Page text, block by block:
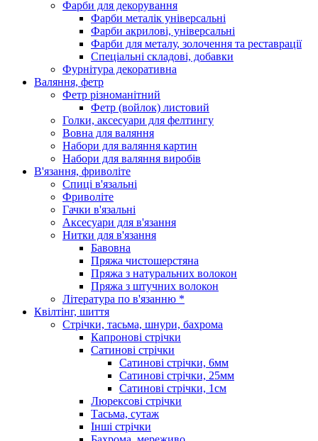
Фарби для декорування
Фарби металік універсальні
Фарби акрилові, універсальні
Фарби для металу, золочення та реставрації
Спеціальні складові, добавки
Фурнітура декоративна
Валяння, фетр
Фетр різноманітний
Фетр (войлок) листовий
Голки, аксесуари для фелтингу
Вовна для валяння
Набори для валяння картин
Набори для валяння виробів
В'язання, фриволіте
Спиці в'язальні
Фриволіте
Гачки в'язальні
Аксесуари для в'язання
Нитки для в'язання
Бавовна
Пряжа чистошерстяна
Пряжа з натуральних волокон
Пряжа з штучних волокон
Література по в'язанню *
Квілтінг, шиття
Стрічки, тасьма, шнури, бахрома
Капронові стрічки
Сатинові стрічки
Сатинові стрічки, 6мм
Сатинові стрічки, 25мм
Сатинові стрічки, 1см
Люрексові стрічки
Тасьма, сутаж
Інші стрічки